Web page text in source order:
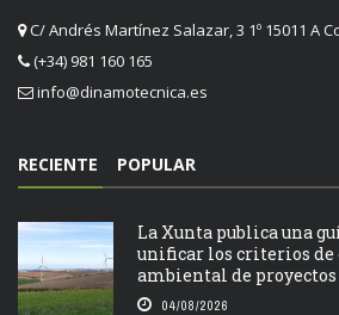
C/ Andrés Martínez Salazar, 3 1º 15011 A
(+34) 981 160 165
info@dinamotecnica.es
RECIENTE POPULAR
La Xunta publica una
unificar los criterios de
ambiental de proyectos
04/08/2026